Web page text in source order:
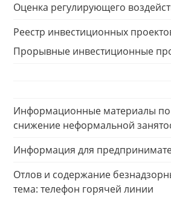
Оценка регулирующего
Реестр инвестиционных
Прорывные инвестиционные
Информационные материалы по
снижение неформальной
Информация для
Отлов и содержание
тема: телефон горячей линии